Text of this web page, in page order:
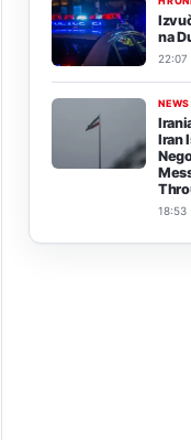
na
22:07
NEWS
Iran
18:53